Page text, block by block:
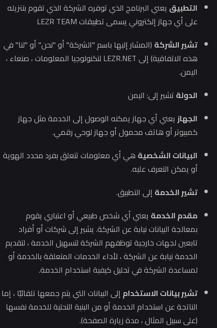
التطبيق يعني البرنامج الذي توفره الشركة الذي تقوم بتنزيله
على أي جهاز إلكتروني يسمى تطبيقات LEZR TEAM
تشير الشركة (المشار إليها باسم "الشركة" أو "نحن" أو "لنا" في
هذه الاتفاقية) إلى LEZR.NET لتكنولوجيا المعلومات ، صنعاء ،
اليمن.
الدولة تشير إلى: اليمن
الجهازيعني أي جهاز يمكنه الوصول إلى الخدمة مثل جهاز
كمبيوتر أو هاتف محمول أو جهاز لوحي رقمي.
البيانات الشخصية هي أي معلومات تتعلق بفرد محدد الهوية
أو يمكن التعرف عليه.
تشير الخدمة إلى التطبيق.
مقدم الخدمة يعني أي شخص طبيعي أو اعتباري يقوم
بمعالجة البيانات نيابة عن الشركة.يشير إلى شركات أو أفراد
تابعين لجهات خارجية توظفهم الشركة لتسهيل الخدمة ، لتقديم
الخدمة نيابة عن الشركة ، لأداء الخدمات المتعلقة بالخدمة أو
لمساعدة الشركة في تحليل كيفية استخدام الخدمة.
تشير بيانات الاستخدام إلى البيانات التي يتم جمعها تلقائيًا ، إما
الناتجة عن استخدام الخدمة أو من البنية التحتية للخدمة نفسها
(على سبيل المثال ، مدة زيارة الصفحة).